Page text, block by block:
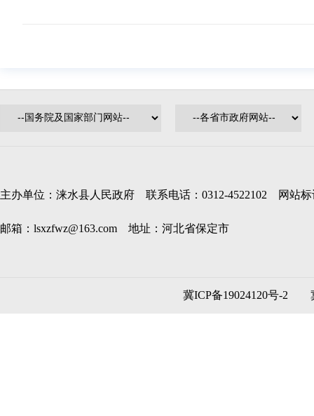
主办单位：涞水县人民政府 联系电话：0312-4522102 网站标
邮箱：lsxzfwz@163.com 地址：河北省保定市
冀ICP备19024120号-2